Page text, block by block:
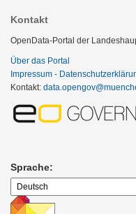
Kontakt
OpenData-Portal der
Über das Portal
Impressum -
Kontakt:
Sprache